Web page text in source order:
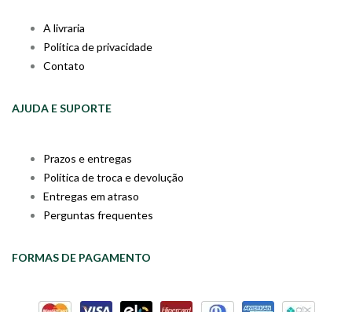
A livraria
Política de privacidade
Contato
AJUDA E SUPORTE
Prazos e entregas
Política de troca e devolução
Entregas em atraso
Perguntas frequentes
FORMAS DE PAGAMENTO